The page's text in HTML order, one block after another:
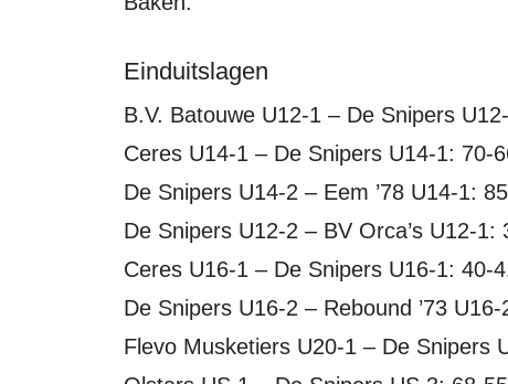
Einduitslagen
B.V. Batouwe U12-1 – De Snipers
Ceres U14-1 – De Snipers U14-1: 70-
De Snipers U14-2 – Eem ’78 U14-1:
De Snipers U12-2 – BV Orca’s U12-1:
Ceres U16-1 – De Snipers U16-1: 40-
De Snipers U16-2 – Rebound ’73
Flevo Musketiers U20-1 – De Snipers